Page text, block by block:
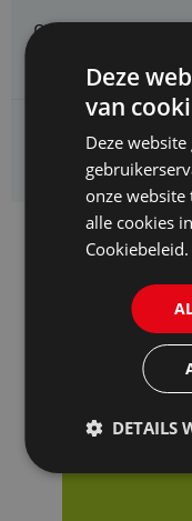
Enexis zoekt een
Rentmeester
Deze
van
Deze
onze
alle cookies
Cookiebeleid.
DETAILS